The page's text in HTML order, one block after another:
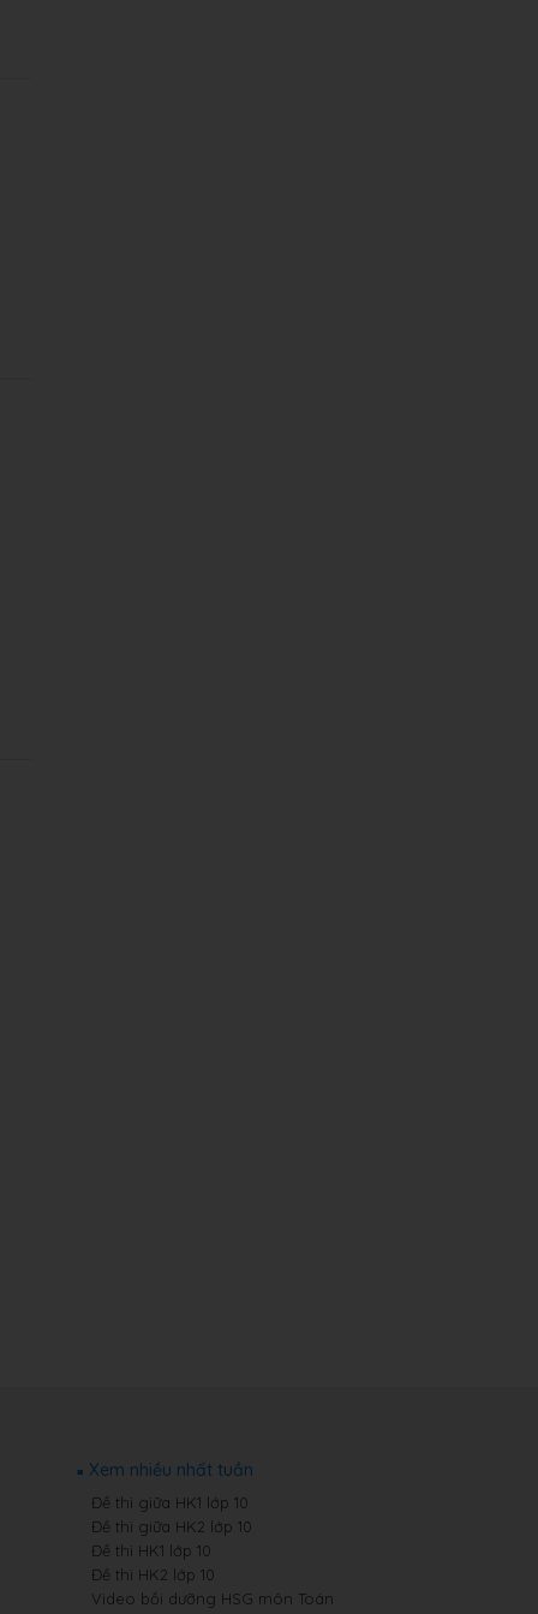
Xem nhiều nhất tuần
Đề thi giữa HK1 lớp 10
Đề thi giữa HK2 lớp 10
Đề thi HK1 lớp 10
Đề thi HK2 lớp 10
Video bồi dưỡng HSG môn Toán